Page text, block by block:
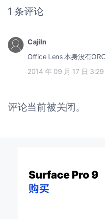
1 条评论
Cajiln
Office Lens 本身没有
2014 年 09 月 17 日
评论当前被关闭。